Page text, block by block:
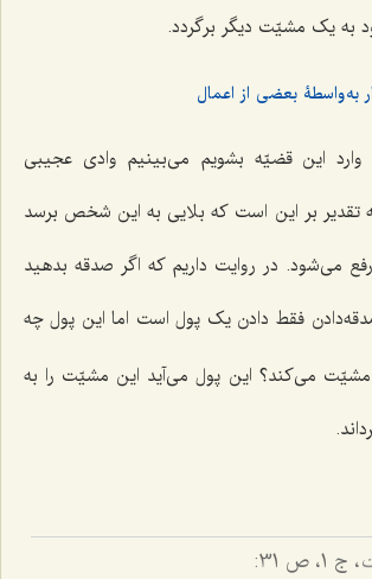
به یک مشیّت دیگر برگردد.
به‌واسطۀ بعضی از اعمال
وارد این قضیّه بشویم می‌بینیم وادی عجیبی
بر این است که بلایی به این شخص برسد
می‌شود. در روایت داریم که اگر صدقه بدهید
فقط دادن یک پول است اما این پول چه
مشیّت می‌کند؟ این پول می‌آید این مشیّت را به
، ج 1، ص 31: